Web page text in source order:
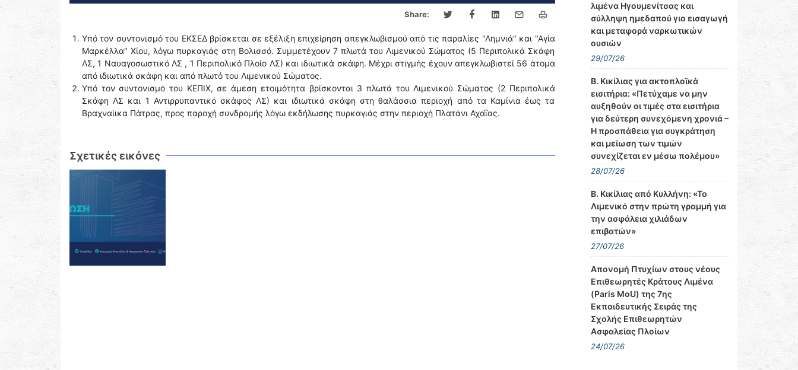
Share:
Υπό τον συντονισμό του ΕΚΣΕΔ βρίσκεται σε εξέλιξη επιχείρηση απεγκλωβισμού από τις παραλίες "Λημνιά" και "Αγία
Μαρκέλλα" Χίου, λόγω πυρκαγιάς στη Βολισσό. Συμμετέχουν 7 πλωτά του Λιμενικού Σώματος (5 Περιπολικά Σκάφη
ΛΣ, 1 Ναυαγοσωστικό ΛΣ , 1 Περιπολικό Πλοίο ΛΣ) και ιδιωτικά σκάφη. Μέχρι στιγμής έχουν απεγκλωβιστεί 56 άτομα
από ιδιωτικά σκάφη και από πλωτό του Λιμενικού Σώματος.
Υπό τον συντονισμό του ΚΕΠΙΧ, σε άμεση ετοιμότητα βρίσκονται 3 πλωτά του Λιμενικού Σώματος (2 Περιπολικά
Σκάφη ΛΣ και 1 Αντιρρυπαντικό σκάφος ΛΣ) και ιδιωτικά σκάφη στη θαλάσσια περιοχή από τα Καμίνια έως τα
Βραχναίικα Πάτρας, προς παροχή συνδρομής λόγω εκδήλωσης πυρκαγιάς στην περιοχή Πλατάνι Αχαΐας.
Σχετικές εικόνες
λιμένα Ηγουμενίτσας και
σύλληψη ημεδαπού για εισαγωγή
και μεταφορά ναρκωτικών
ουσιών
29/07/26
Β. Κικίλιας για ακτοπλοϊκά
εισιτήρια: «Πετύχαμε να μην
αυξηθούν οι τιμές στα εισιτήρια
για δεύτερη συνεχόμενη χρονιά –
Η προσπάθεια για συγκράτηση
και μείωση των τιμών
συνεχίζεται εν μέσω πολέμου»
28/07/26
Β. Κικίλιας από Κυλλήνη: «Το
Λιμενικό στην πρώτη γραμμή για
την ασφάλεια χιλιάδων
επιβατών»
27/07/26
Απονομή Πτυχίων στους νέους
Επιθεωρητές Κράτους Λιμένα
(Paris MoU) της 7ης
Εκπαιδευτικής Σειράς της
Σχολής Επιθεωρητών
Ασφαλείας Πλοίων
24/07/26